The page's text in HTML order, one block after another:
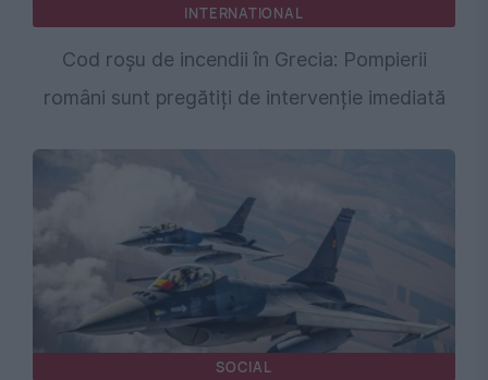
INTERNATIONAL
Cod roșu de incendii în Grecia: Pompierii
români sunt pregătiți de intervenție imediată
SOCIAL